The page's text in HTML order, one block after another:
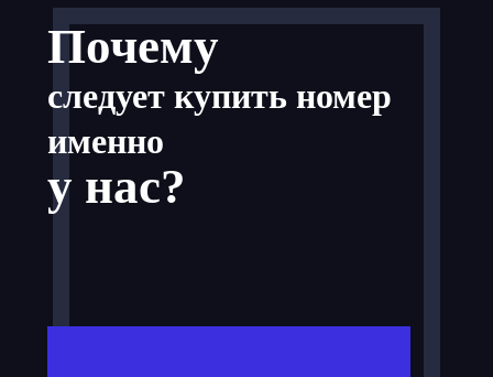
Почему
следует купить номер
именно
у нас?